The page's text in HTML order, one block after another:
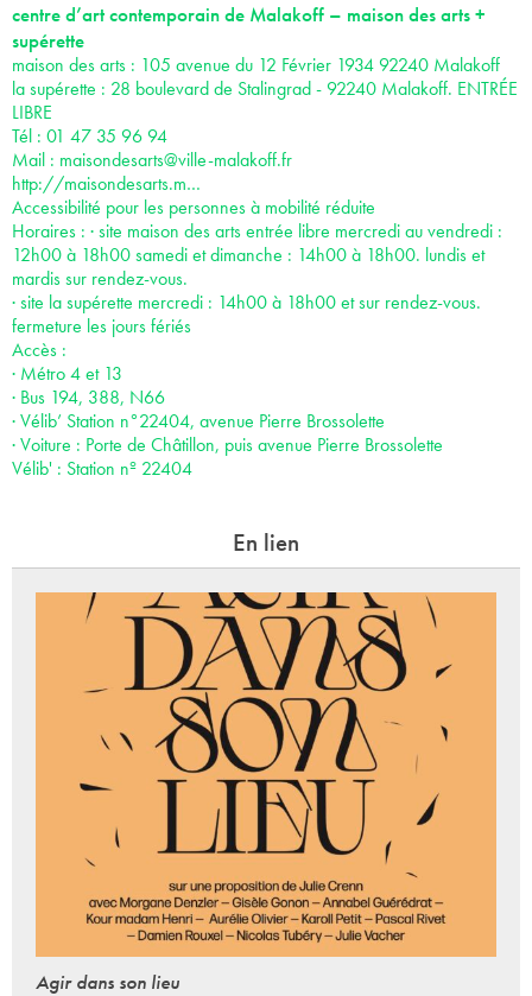
centre d’art contemporain de Malakoff – maison des arts +
supérette
maison des arts : 105 avenue du 12 Février 1934 92240 Malakoff
la supérette : 28 boulevard de Stalingrad - 92240 Malakoff. ENTRÉE
LIBRE
Tél : 01 47 35 96 94
Mail : maisondesarts@ville-malakoff.fr
http://maisondesarts.m…
Accessibilité pour les personnes à mobilité réduite
Horaires : · site maison des arts entrée libre mercredi au vendredi :
12h00 à 18h00 samedi et dimanche : 14h00 à 18h00. lundis et
mardis sur rendez-vous.
· site la supérette mercredi : 14h00 à 18h00 et sur rendez-vous.
fermeture les jours fériés
Accès :
· Métro 4 et 13
· Bus 194, 388, N66
· Vélib’ Station n°22404, avenue Pierre Brossolette
· Voiture : Porte de Châtillon, puis avenue Pierre Brossolette
Vélib' : Station nº 22404
En lien
Agir dans son lieu